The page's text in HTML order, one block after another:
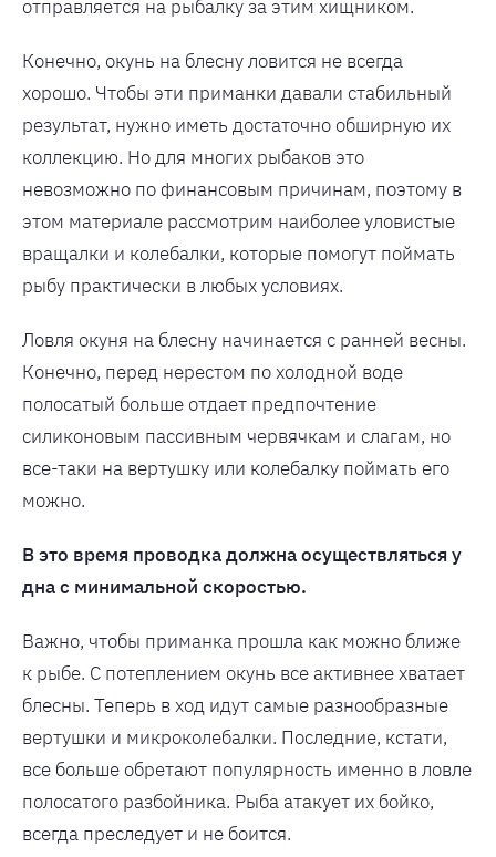
отправляется на рыбалку за этим хищником.
Конечно, окунь на блесну ловится не всегда
хорошо. Чтобы эти приманки давали стабильный
результат, нужно иметь достаточно обширную их
коллекцию. Но для многих рыбаков это
невозможно по финансовым причинам, поэтому в
этом материале рассмотрим наиболее уловистые
вращалки и колебалки, которые помогут поймать
рыбу практически в любых условиях.
Ловля окуня на блесну начинается с ранней весны.
Конечно, перед нерестом по холодной воде
полосатый больше отдает предпочтение
силиконовым пассивным червячкам и слагам, но
все-таки на вертушку или колебалку поймать его
можно.
В это время проводка должна осуществляться у
дна с минимальной скоростью.
Важно, чтобы приманка прошла как можно ближе
к рыбе. С потеплением окунь все активнее хватает
блесны. Теперь в ход идут самые разнообразные
вертушки и микроколебалки. Последние, кстати,
все больше обретают популярность именно в ловле
полосатого разбойника. Рыба атакует их бойко,
всегда преследует и не боится.